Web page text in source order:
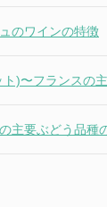
のワインの特徴
)〜フランスの
主要ぶどう品種